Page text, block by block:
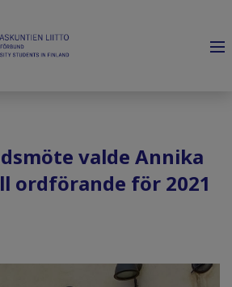
valde Annika
ordförande för 2021